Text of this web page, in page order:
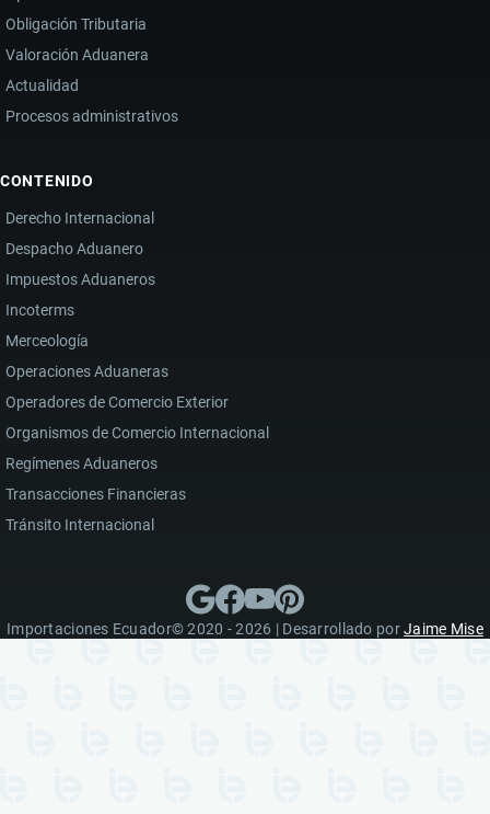
Obligación Tributaria
Valoración Aduanera
Actualidad
Procesos administrativos
CONTENIDO
Derecho Internacional
Despacho Aduanero
Impuestos Aduaneros
Incoterms
Merceología
Operaciones Aduaneras
Operadores de Comercio Exterior
Organismos de Comercio Internacional
Regímenes Aduaneros
Transacciones Financieras
Tránsito Internacional
Importaciones Ecuador© 2020 - 2026 | Desarrollado porJaime Mise